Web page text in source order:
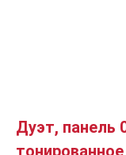
Дуэт, панель